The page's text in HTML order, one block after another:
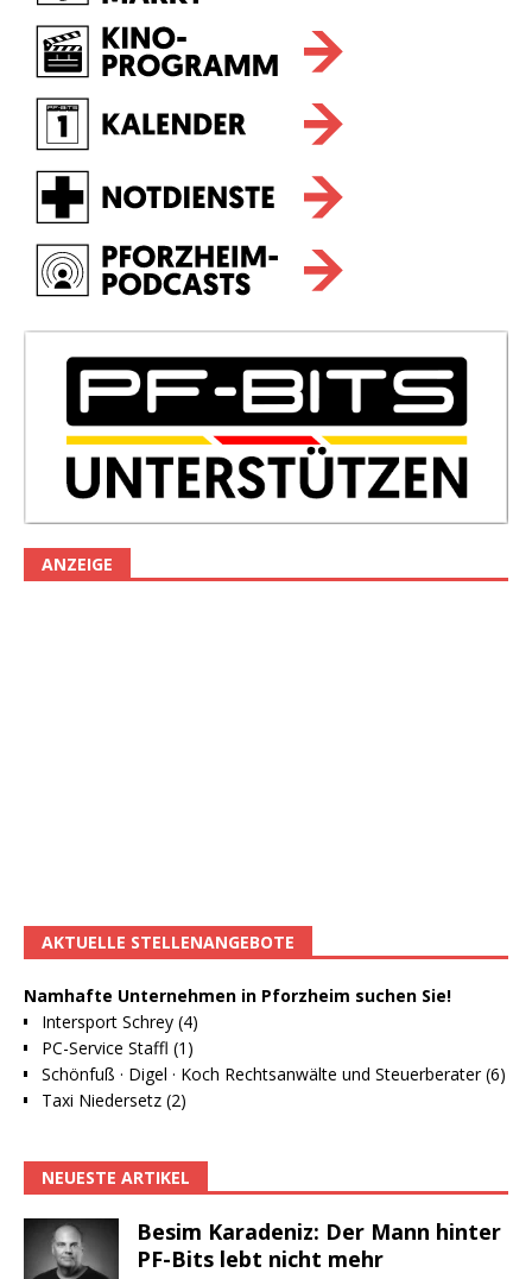
ANZEIGE
AKTUELLE STELLENANGEBOTE
Namhafte Unternehmen in Pforzheim suchen Sie!
Intersport Schrey (4)
PC-Service Staffl (1)
Schönfuß · Digel · Koch Rechtsanwälte und Steuerberater (6)
Taxi Niedersetz (2)
NEUESTE ARTIKEL
Besim Karadeniz: Der Mann hinter
PF-Bits lebt nicht mehr